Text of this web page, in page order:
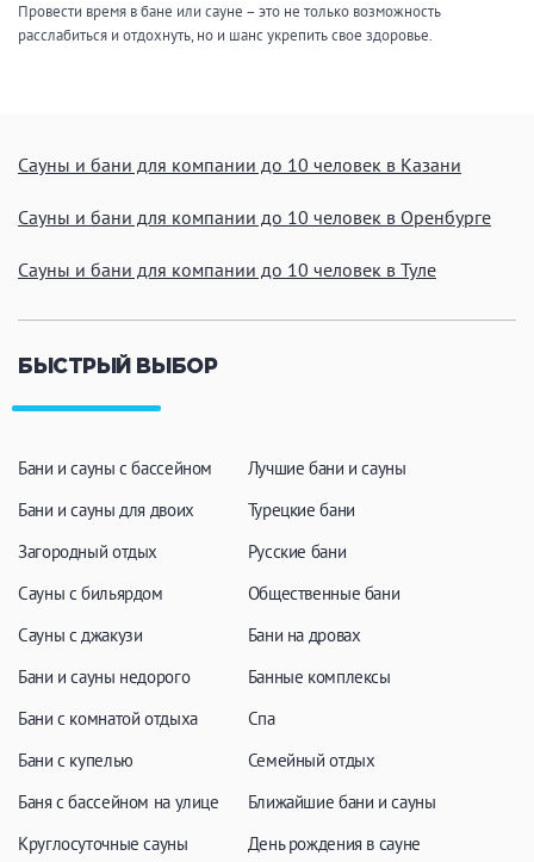
Провести время в бане или сауне – это не только возможность
расслабиться и отдохнуть, но и шанс укрепить свое здоровье.
Сауны и бани для компании до 10 человек в Казани
Сауны и бани для компании до 10 человек в Оренбурге
Сауны и бани для компании до 10 человек в Туле
БЫСТРЫЙ ВЫБОР
Бани и сауны с бассейном
Бани и сауны для двоих
Загородный отдых
Сауны с бильярдом
Сауны с джакузи
Бани и сауны недорого
Бани с комнатой отдыха
Бани с купелью
Баня с бассейном на улице
Круглосуточные сауны
Лучшие бани и сауны
Турецкие бани
Русские бани
Общественные бани
Бани на дровах
Банные комплексы
Спа
Семейный отдых
Ближайшие бани и сауны
День рождения в сауне